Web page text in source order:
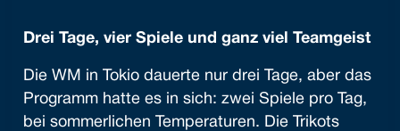
Drei Tage, vier Spiele und ganz viel Teamgeist
Die WM in Tokio dauerte nur drei Tage, aber das
Programm hatte es in sich: zwei Spiele pro Tag,
bei sommerlichen Temperaturen. Die Trikots